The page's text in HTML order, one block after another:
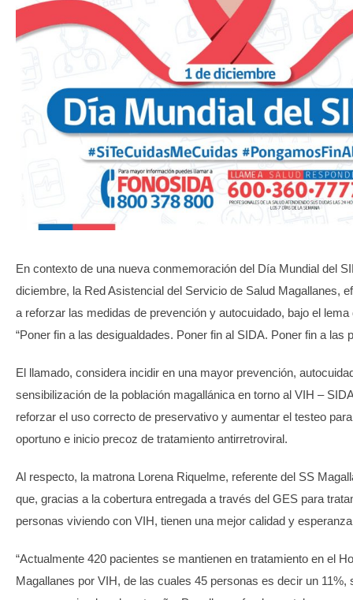
En contexto de una nueva conmemoración del Día Mundial del
diciembre, la Red Asistencial del Servicio de Salud Magallanes,
a reforzar las medidas de prevención y autocuidado, bajo el
“Poner fin a las desigualdades. Poner fin al SIDA. Poner fin a las
El llamado, considera incidir en una mayor prevención,
sensibilización de la población magallánica en torno al VIH –
reforzar el uso correcto de preservativo y aumentar el testeo
oportuno e inicio precoz de tratamiento antirretroviral.
Al respecto, la matrona Lorena Riquelme, referente del SS
que, gracias a la cobertura entregada a través del GES para
personas viviendo con VIH, tienen una mejor calidad y
“Actualmente 420 pacientes se mantienen en tratamiento en el
Magallanes por VIH, de las cuales 45 personas es decir un 11%,